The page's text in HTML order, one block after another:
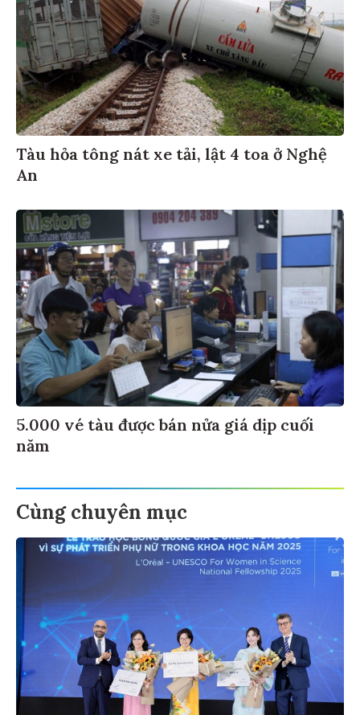
Tàu hỏa tông nát xe tải, lật 4 toa ở Nghệ
An
5.000 vé tàu được bán nửa giá dịp cuối
năm
Cùng chuyên mục